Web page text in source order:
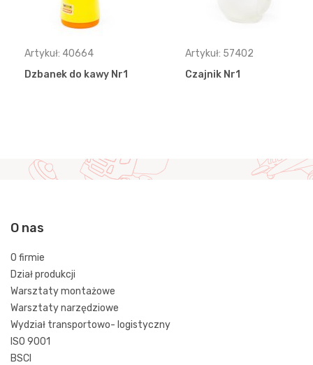
Artykuł: 40664
Dzbanek do kawy Nr1
Artykuł: 57402
Czajnik Nr1
O nas
O firmie
Dział produkcji
Warsztaty montażowe
Warsztaty narzędziowe
Wydział transportowo- logistyczny
ISO 9001
BSCI